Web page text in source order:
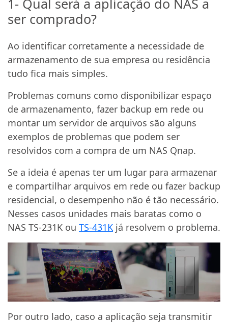
1- Qual será a aplicação do NAS a
ser comprado?
Ao identificar corretamente a necessidade de
armazenamento de sua empresa ou residência
tudo fica mais simples.
Problemas comuns como disponibilizar espaço
de armazenamento, fazer backup em rede ou
montar um servidor de arquivos são alguns
exemplos de problemas que podem ser
resolvidos com a compra de um NAS Qnap.
Se a ideia é apenas ter um lugar para armazenar
e compartilhar arquivos em rede ou fazer backup
residencial, o desempenho não é tão necessário.
Nesses casos unidades mais baratas como o
NAS TS-231K ou TS-431K já resolvem o problema.
Por outro lado, caso a aplicação seja transmitir